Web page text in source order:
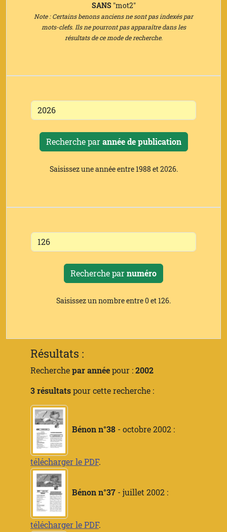
SANS "mot2"
Note : Certains benons anciens ne sont pas indexés par
mots-clefs. Ils ne pourront pas apparaître dans les
résultats de ce mode de recherche.
Recherche parannée de publication
Saisissez une année entre 1988 et 2026.
Recherche parnuméro
Saisissez un nombre entre 0 et 126.
Résultats :
Recherchepar annéepour :2002
3 résultatspour cette recherche :
Bénon n°38- octobre 2002 :
télécharger le PDF.
Bénon n°37- juillet 2002 :
télécharger le PDF.